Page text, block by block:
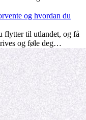
seg. Den kan gi
verdifulle kulturelle
og hvordan du
flytter til utlandet, og få
og føle deg